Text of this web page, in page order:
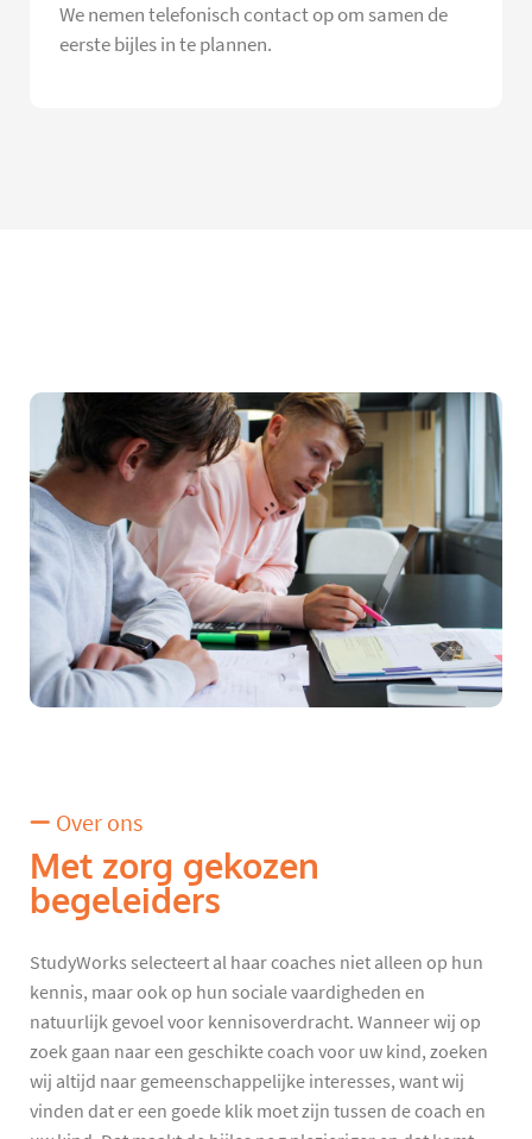
We nemen telefonisch contact op om samen de
eerste bijles in te plannen.
Over ons
Met zorg gekozen
begeleiders
StudyWorks selecteert al haar coaches niet alleen op hun
kennis, maar ook op hun sociale vaardigheden en
natuurlijk gevoel voor kennisoverdracht. Wanneer wij op
zoek gaan naar een geschikte coach voor uw kind, zoeken
wij altijd naar gemeenschappelijke interesses, want wij
vinden dat er een goede klik moet zijn tussen de coach en